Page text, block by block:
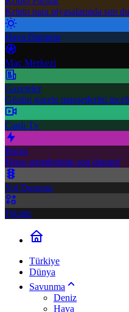
Kripto para piyasalarında son
Hava Durumu
Maç Merkezi
Gazeteler
Günün gazete manşetlerini
Canlı Tv
Borsa
Hisse senetlerinde son durum!
Yol Durumu
Fikstür
Türkiye
Dünya
Savunma
Deniz
Hava